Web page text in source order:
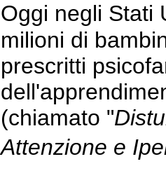
Oggi negli
milioni di
prescritti
(chiamato "
Attenzione e